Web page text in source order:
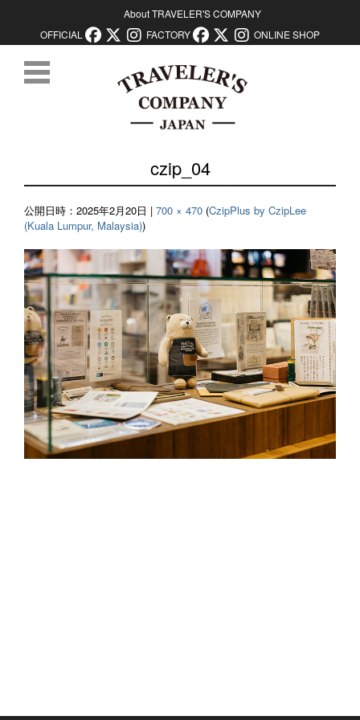
About TRAVELER'S COMPANY
OFFICIAL
FACTORY ONLINE SHOP
czip_04
公開日時： 2025年2月20日 | 700 × 470 (CzipPlus by CzipLee
(Kuala Lumpur, Malaysia))